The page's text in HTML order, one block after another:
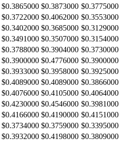
$0.3865000 $0.3873000 $0.3775000
$0.3722000 $0.4062000 $0.3553000
$0.3402000 $0.3685000 $0.3129000
$0.3491000 $0.3507000 $0.3154000
$0.3788000 $0.3904000 $0.3730000
$0.3900000 $0.4776000 $0.3900000
$0.3933000 $0.3958000 $0.3925000
$0.4089000 $0.4089000 $0.3866000
$0.4076000 $0.4105000 $0.4064000
$0.4230000 $0.4546000 $0.3981000
$0.4166000 $0.4190000 $0.4151000
$0.3734000 $0.3759000 $0.3395000
$0.3932000 $0.4198000 $0.3809000